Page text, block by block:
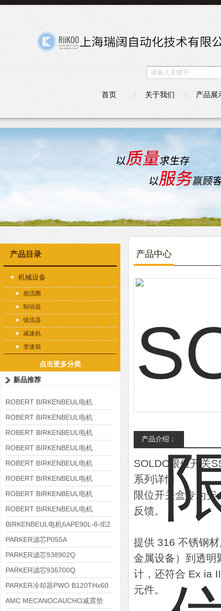
首页 关于我们 产品展
产品目录
机械设备
扼流圈
制动器
镇流器
减速机
变速箱
点击更多分类
新品推荐
ROBERT BIRKENBEUL电机
8APE225M-4-IE3
ROBERT BIRKENBEUL电机
8APE180L-4 IE3
ROBERT BIRKENBEUL电机
8APE160M-6 IE3
ROBERT BIRKENBEUL电机
8APE160L-4-IE3
ROBERT BIRKENBEUL电机
8APE112M-6K-IE3
ROBERT BIRKENBEUL电机
8APE100L-2 IE3
ROBERT BIRKENBEUL电机
8APE90S-4 IE3
ROBERT BIRKENBEUL电机
8APE80M-2K-IE3
BIRKENBEUL电机6APE90L-8-IE2
PARKER滤芯P055A
PARKER滤芯938902Q
PARKER滤芯936700Q
PARKER冷却器PWO B120THx60
AMC MECANOCAUCHO减震垫
产品中心
产品介绍：
SOLDO限位开关
系列详情
限位开关盒专为
反馈。
提供 316 不锈钢
金属设备）到透明
计，还符合 Ex ia
元件。